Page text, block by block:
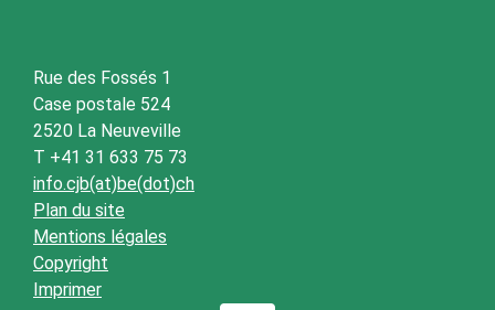
Rue des Fossés 1
Case postale 524
2520 La Neuveville
T +41 31 633 75 73
info.cjb(at)be(dot)ch
Plan du site
Mentions légales
Copyright
Imprimer